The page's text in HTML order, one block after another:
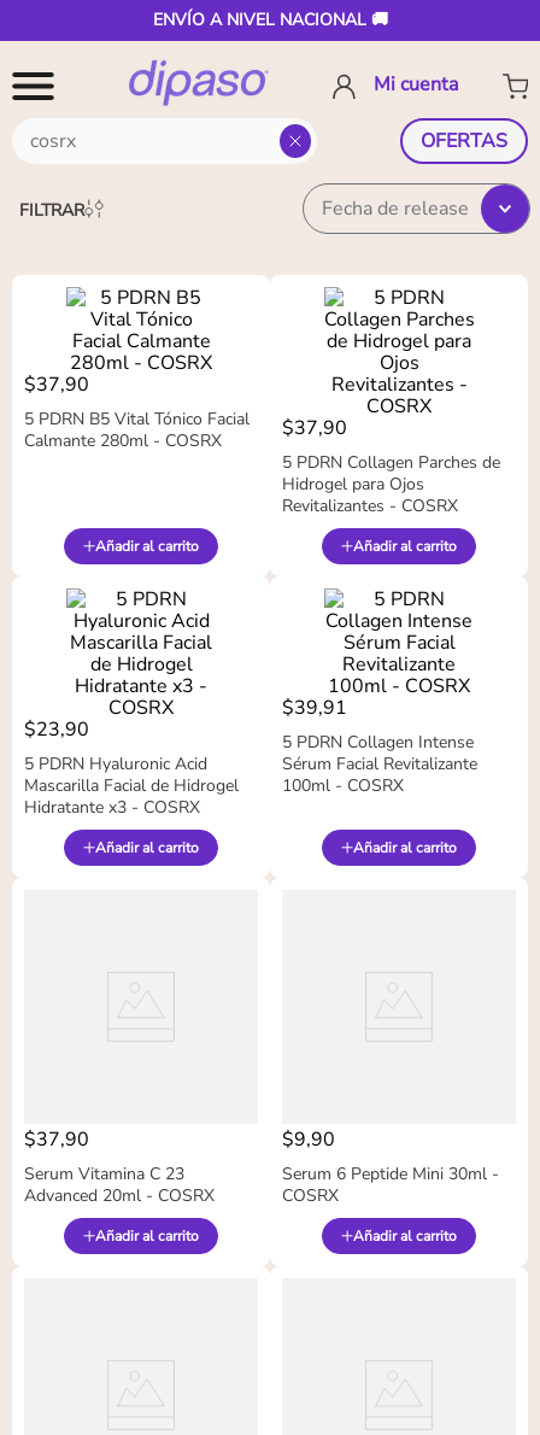
ENVÍO A NIVEL NACIONAL 🚚
OFERTAS
FILTRAR Fecha de release
$37,90
5 PDRN B5 Vital Tónico Facial
Calmante 280ml - COSRX
Añadir al carrito
$37,90
5 PDRN Collagen Parches de
Hidrogel para Ojos
Revitalizantes - COSRX
Añadir al carrito
$23,90
5 PDRN Hyaluronic Acid
Mascarilla Facial de Hidrogel
Hidratante x3 - COSRX
Añadir al carrito
$39,91
5 PDRN Collagen Intense
Sérum Facial Revitalizante
100ml - COSRX
Añadir al carrito
$37,90
Serum Vitamina C 23
Advanced 20ml - COSRX
Añadir al carrito
$9,90
Serum 6 Peptide Mini 30ml -
COSRX
Añadir al carrito